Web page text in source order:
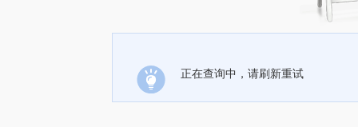
正在查询中，请刷新重试